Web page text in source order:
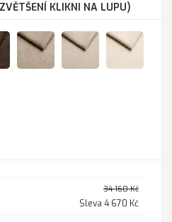
KLIKNI NA LUPU)
34 160 Kč
Sleva 4 670 Kč